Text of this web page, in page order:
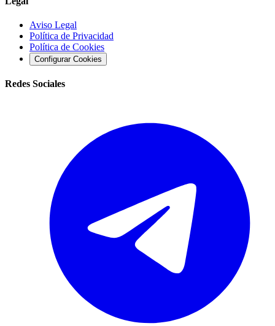
Aviso Legal
Política de Privacidad
Política de Cookies
Configurar Cookies
Redes Sociales